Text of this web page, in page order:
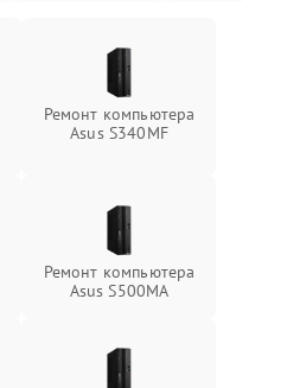
Ремонт компьютера
Asus S340MF
Ремонт компьютера
Asus S500MA